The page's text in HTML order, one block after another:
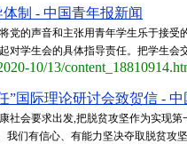
制 - 中国青年报新闻
党的声音和主张用青年学生乐于接
对学生会的具体指导责任。把学生
10/13/
”国际理论研讨会致贺信 -
社会要求出发,把脱贫攻坚作为实现第
们有信心、有能力坚决夺取脱贫攻